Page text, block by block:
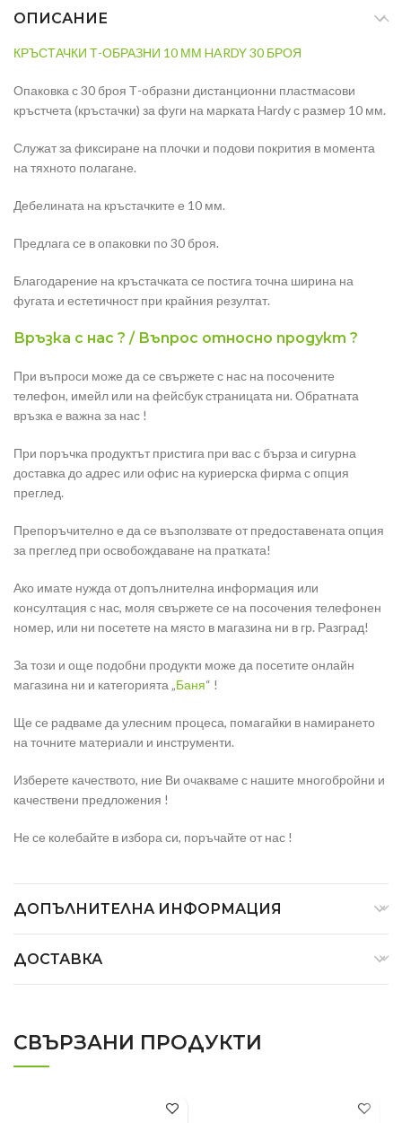
ОПИСАНИЕ
КРЪСТАЧКИ Т-ОБРАЗНИ 10 ММ HARDY 30 БРОЯ
Опаковка с 30 броя Т-образни дистанционни пластмасови
кръстчета (кръстачки) за фуги на марката Hardy с размер 10 мм.
Служат за фиксиране на плочки и подови покрития в момента
на тяхното полагане.
Дебелината на кръстачките е 10 мм.
Предлага се в опаковки по 30 броя.
Благодарение на кръстачката се постига точна ширина на
фугата и естетичност при крайния резултат.
Връзка с нас ? / Въпрос относно продукт ?
При въпроси може да се свържете с нас на посочените
телефон, имейл или на фейсбук страницата ни. Обратната
връзка е важна за нас !
При поръчка продуктът пристига при вас с бърза и сигурна
доставка до адрес или офис на куриерска фирма с опция
преглед.
Препоръчително е да се възползвате от предоставената опция
за преглед при освобождаване на пратката!
Ако имате нужда от допълнителна информация или
консултация с нас, моля свържете се на посочения телефонен
номер, или ни посетете на място в магазина ни в гр. Разград!
За този и още подобни продукти може да посетите онлайн
магазина ни и категорията „Баня“ !
Ще се радваме да улесним процеса, помагайки в намирането
на точните материали и инструменти.
Изберете качеството, ние Ви очакваме с нашите многобройни и
качествени предложения !
Не се колебайте в избора си, поръчайте от нас !
ДОПЪЛНИТЕЛНА ИНФОРМАЦИЯ
ДОСТАВКА
СВЪРЗАНИ ПРОДУКТИ